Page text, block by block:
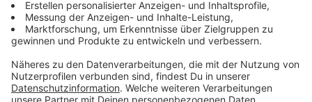
Wir verwenden einen Service eines
Drittanbieters, um Videoinhalte
einzubetten. Dieser Service kann
Daten zu Ihren Aktivitäten
sammeln. Bitte lesen Sie die
Details durch und stimmen Sie der